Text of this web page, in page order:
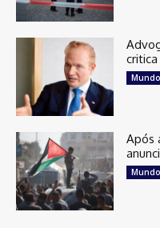
Mundo
Após
Mundo